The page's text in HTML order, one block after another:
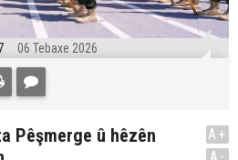
06 Tebaxe 2026
Pêşmerge û hêzên
A+